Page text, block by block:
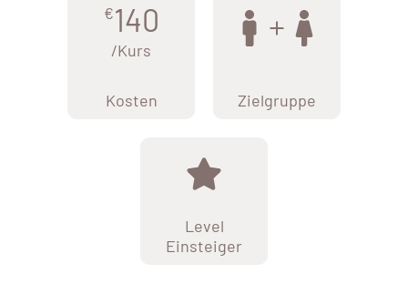
€140
/Kurs
Kosten Zielgruppe
Level
Einsteiger